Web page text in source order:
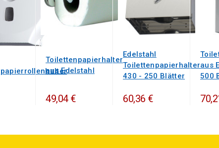
Toilettenpapierhalter
aus Edelstahl
49,04 €
Edelstahl
Toilettenpapierhalter
430 - 250 Blätter
60,36 €
aus
500